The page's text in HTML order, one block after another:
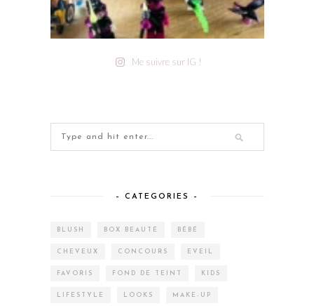
Me suivre sur IG !
– CATEGORIES –
BLUSH BOX BEAUTÉ BÉBÉ
CHEVEUX CONCOURS EVEIL
FAVORIS FOND DE TEINT KIDS
LIFESTYLE LOOKS MAKE-UP